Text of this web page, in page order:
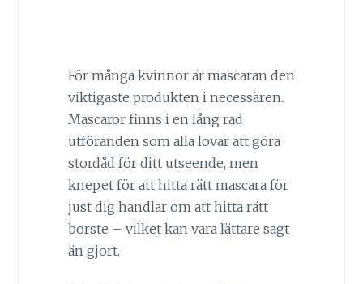
För många kvinnor är mascaran den
viktigaste produkten i necessären.
Mascaror finns i en lång rad
utföranden som alla lovar att göra
stordåd för ditt utseende, men
knepet för att hitta rätt mascara för
just dig handlar om att hitta rätt
borste – vilket kan vara lättare sagt
än gjort.